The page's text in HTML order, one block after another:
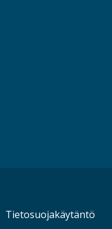
Tietosuojakäytäntö